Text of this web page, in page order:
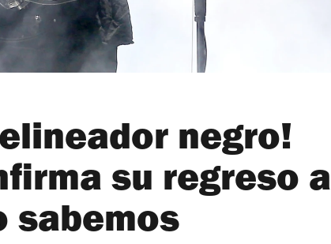
negro!
su regreso a
sabemos